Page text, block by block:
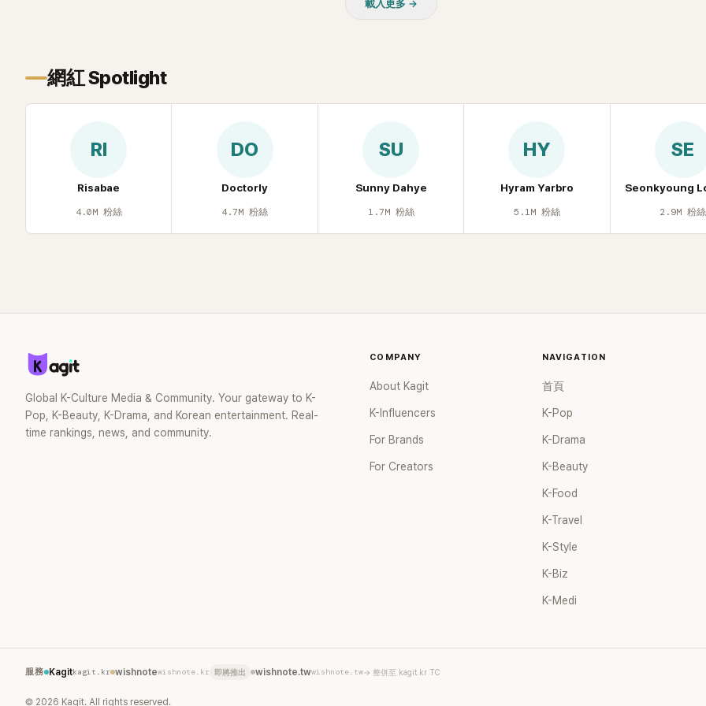
載入更多 →
網紅 Spotlight
RI
Risabae
4.0M 粉絲
DO
Doctorly
4.7M 粉絲
SU
Sunny Dahye
1.7M 粉絲
HY
Hyram Yarbro
5.1M 粉絲
SE
Seonkyoung
2.9M 粉絲
Global K-Culture Media & Community. Your gateway to K-
Pop, K-Beauty, K-Drama, and Korean entertainment. Real-
time rankings, news, and community.
COMPANY
About Kagit
K-Influencers
For Brands
For Creators
NAVIGATION
首頁
K-Pop
K-Drama
K-Beauty
K-Food
K-Travel
K-Style
K-Biz
K-Medi
服務 Kagitkagit.kr wishnotewishnote.kr 即將推出 wishnote.twwishnote.tw→ 整併至 kagit.kr TC
© 2026 Kagit. All rights reserved.